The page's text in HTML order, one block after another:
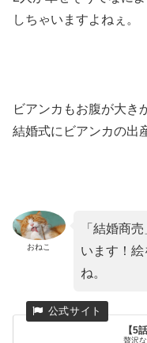
しちゃいますよねぇ。
ビアンカもお腹が大き
結婚式にビアンカの出
おねこ
「結婚商
います！
ね。
【5
贅沢